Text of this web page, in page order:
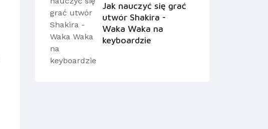
Jak nauczyć się grać
utwór Shakira -
Waka Waka na
keyboardzie